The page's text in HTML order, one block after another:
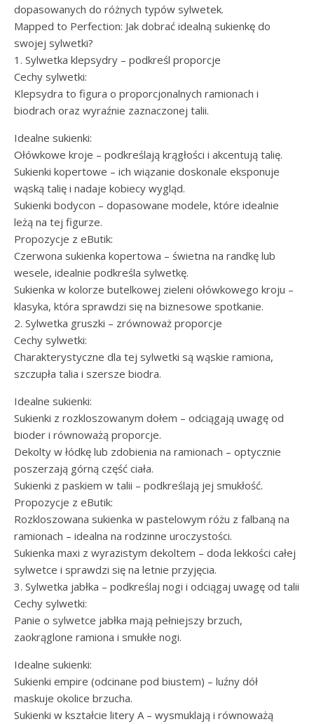
dopasowanych do różnych typów sylwetek.
Mapped to Perfection: Jak dobrać idealną sukienkę do
swojej sylwetki?
1. Sylwetka klepsydry – podkreśl proporcje
Cechy sylwetki:
Klepsydra to figura o proporcjonalnych ramionach i
biodrach oraz wyraźnie zaznaczonej talii.
Idealne sukienki:
Ołówkowe kroje – podkreślają krągłości i akcentują talię.
Sukienki kopertowe – ich wiązanie doskonale eksponuje
wąską talię i nadaje kobiecy wygląd.
Sukienki bodycon – dopasowane modele, które idealnie
leżą na tej figurze.
Propozycje z eButik:
Czerwona sukienka kopertowa – świetna na randkę lub
wesele, idealnie podkreśla sylwetkę.
Sukienka w kolorze butelkowej zieleni ołówkowego kroju –
klasyka, która sprawdzi się na biznesowe spotkanie.
2. Sylwetka gruszki – zrównoważ proporcje
Cechy sylwetki:
Charakterystyczne dla tej sylwetki są wąskie ramiona,
szczupła talia i szersze biodra.
Idealne sukienki:
Sukienki z rozkloszowanym dołem – odciągają uwagę od
bioder i równoważą proporcje.
Dekolty w łódkę lub zdobienia na ramionach – optycznie
poszerzają górną część ciała.
Sukienki z paskiem w talii – podkreślają jej smukłość.
Propozycje z eButik:
Rozkloszowana sukienka w pastelowym różu z falbaną na
ramionach – idealna na rodzinne uroczystości.
Sukienka maxi z wyrazistym dekoltem – doda lekkości całej
sylwetce i sprawdzi się na letnie przyjęcia.
3. Sylwetka jabłka – podkreślaj nogi i odciągaj uwagę od talii
Cechy sylwetki:
Panie o sylwetce jabłka mają pełniejszy brzuch,
zaokrąglone ramiona i smukłe nogi.
Idealne sukienki:
Sukienki empire (odcinane pod biustem) – luźny dół
maskuje okolice brzucha.
Sukienki w kształcie litery A – wysmuklają i równoważą